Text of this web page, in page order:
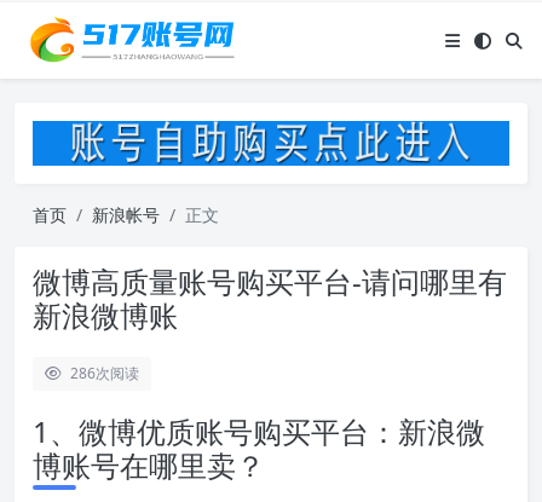
首页 新浪帐号 正文
微博高质量账号购买平台-请问哪里有
新浪微博账
286次阅读
1、微博优质账号购买平台：新浪微
博账号在哪里卖？